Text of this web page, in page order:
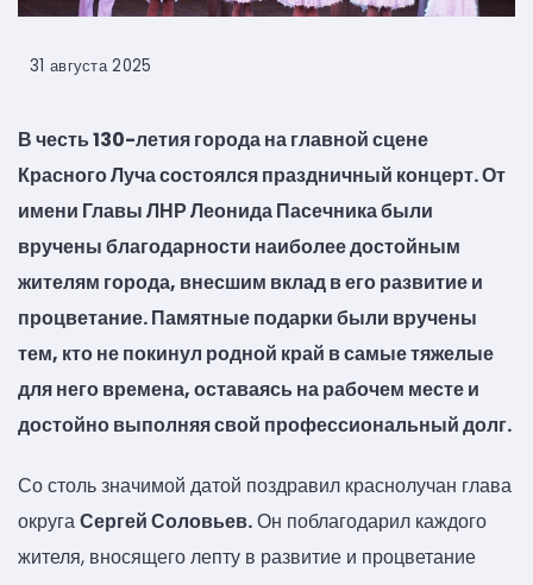
31 августа 2025
В честь 130-летия города на главной сцене
Красного Луча состоялся праздничный концерт. От
имени Главы ЛНР Леонида Пасечника были
вручены благодарности наиболее достойным
жителям города, внесшим вклад в его развитие и
процветание. Памятные подарки были вручены
тем, кто не покинул родной край в самые тяжелые
для него времена, оставаясь на рабочем месте и
достойно выполняя свой профессиональный долг.
Со столь значимой датой поздравил краснолучан глава
округаСергей Соловьев.Он поблагодарил каждого
жителя, вносящего лепту в развитие и процветание